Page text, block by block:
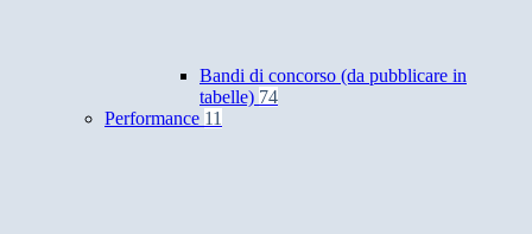
Bandi di concorso (da pubblicare in
tabelle) 74
Performance 11